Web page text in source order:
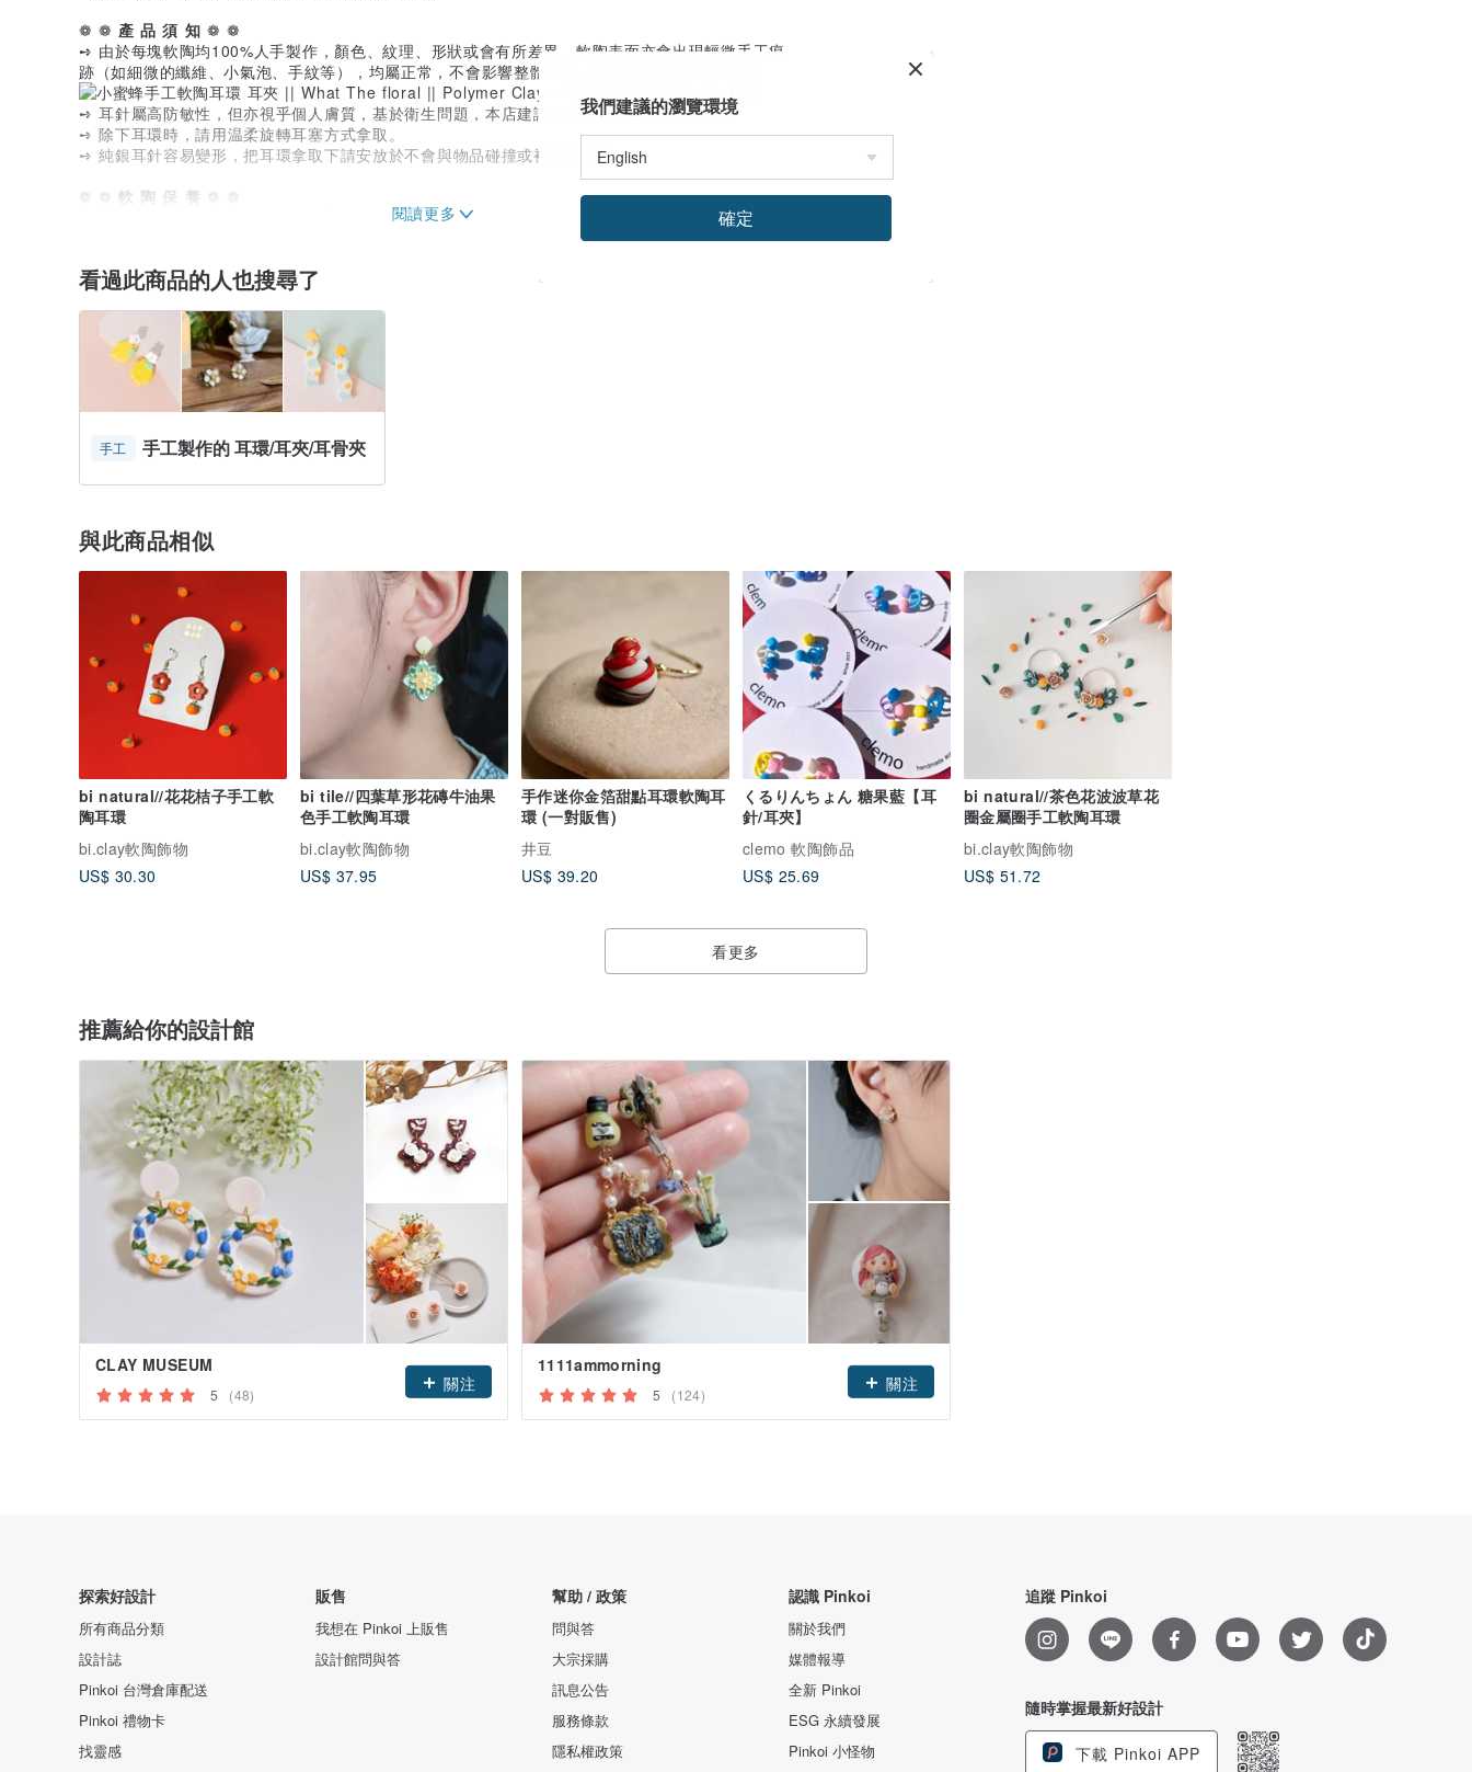
❁ ❁ 產 品 須 知 ❁ ❁
➺ 由於每塊軟陶均100%人手製作，顏色、紋理、形狀或會有所差異。軟陶表面亦會出現輕微手工痕
跡（如細微的纖維、小氣泡、手紋等），均屬正常，不會影響整體外觀，完美主義者請慎重考慮。
➺ 耳針屬高防敏性，但亦視乎個人膚質，基於衛生問題，本店建議清潔消毒每次戴過的耳針。
➺ 除下耳環時，請用温柔旋轉耳塞方式拿取。
➺ 純銀耳針容易變形，把耳環拿取下請安放於不會與物品碰撞或被壓的地方。
❁ ❁ 軟 陶 保 養 ❁ ❁
➺ 軟陶雖然有一定韌性，但請不要刻意擠壓或屈曲
平凡的陶泥，經過精心雕琢會變成一件美麗的藝術品。希望大家的生活與店主手中的軟陶一樣，看似
平凡簡單，但活得精彩。本店除了對用料有份執着，每款手作品更經過精心的配搭，店主相信每款手
作品都會遇上喜歡它們的人。
知道人手製作，不可能完美，但我力求盡美❤用心做好每塊軟陶不單是對自己的要求，還是與您們之
如想看到更多製作過程分享，歡迎到 IG : wtf_handmade
看過此商品的人也搜尋了
手工 手工製作的 耳環/耳夾/耳骨夾
與此商品相似
bi natural//花花桔子手工軟
陶耳環
bi.clay軟陶飾物
US$ 30.30
bi tile//四葉草形花磚牛油果
色手工軟陶耳環
bi.clay軟陶飾物
US$ 37.95
手作迷你金箔甜點耳環軟陶耳
環 (一對販售)
井豆
US$ 39.20
くるりんちょん 糖果藍【耳
針/耳夾】
clemo 軟陶飾品
US$ 25.69
bi natural//茶色花波波草花
圈金屬圈手工軟陶耳環
bi.clay軟陶飾物
US$ 51.72
看更多
推薦給你的設計館
CLAY MUSEUM
5 (48)
關注
1111ammorning
5 (124)
關注
探索好設計
所有商品分類
設計誌
Pinkoi 台灣倉庫配送
Pinkoi 禮物卡
找靈感
販售
我想在 Pinkoi 上販售
設計館問與答
幫助 / 政策
問與答
大宗採購
訊息公告
服務條款
隱私權政策
認識 Pinkoi
關於我們
媒體報導
全新 Pinkoi
ESG 永續發展
Pinkoi 小怪物
追蹤 Pinkoi
隨時掌握最新好設計
下載 Pinkoi APP
我們建議的瀏覽環境
確定